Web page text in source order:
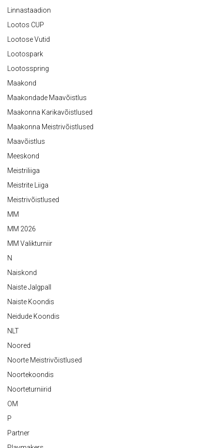
Linnastaadion
Lootos CUP
Lootose Vutid
Lootospark
Lootosspring
Maakond
Maakondade Maavõistlus
Maakonna Karikavõistlused
Maakonna Meistrivõistlused
Maavõistlus
Meeskond
Meistriliiga
Meistrite Liiga
Meistrivõistlused
MM
MM 2026
MM Valikturniir
N
Naiskond
Naiste Jalgpall
Naiste Koondis
Neidude Koondis
NLT
Noored
Noorte Meistrivõistlused
Noortekoondis
Noorteturniirid
OM
P
Partner